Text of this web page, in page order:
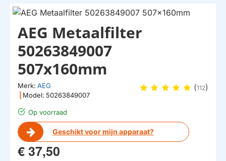
Op voorraad
Geschikt voor mijn apparaat?
AEG Metaalfilter
50263849007
507x160mm
Merk: AEG
Model: 50263849007
(112)
€ 37,50